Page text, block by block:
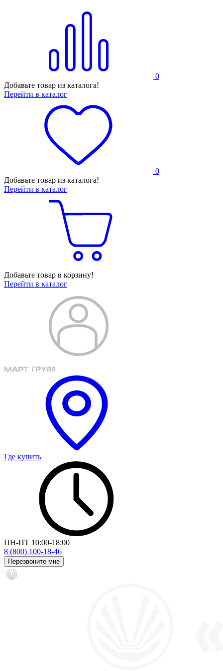
0
Добавьте товар из каталога!
Перейти в каталог
0
Добавьте товар из каталога!
Перейти в каталог
Добавьте товар в корзину!
Перейти в каталог
Где купить
ПН-ПТ 10:00-18:00
8 (800) 100-18-46
Перезвоните мне